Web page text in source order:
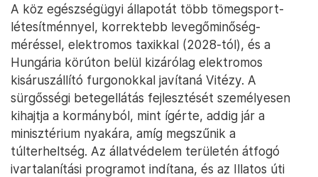
A köz egészségügyi állapotát több tömegsport-
létesítménnyel, korrektebb levegőminőség-
méréssel, elektromos taxikkal (2028-tól), és a
Hungária körúton belül kizárólag elektromos
kisáruszállító furgonokkal javítaná Vitézy. A
sürgősségi betegellátás fejlesztését személyesen
kihajtja a kormányból, mint ígérte, addig jár a
minisztérium nyakára, amíg megszűnik a
túlterheltség. Az állatvédelem területén átfogó
ivartalanítási programot indítana, és az Illatos úti